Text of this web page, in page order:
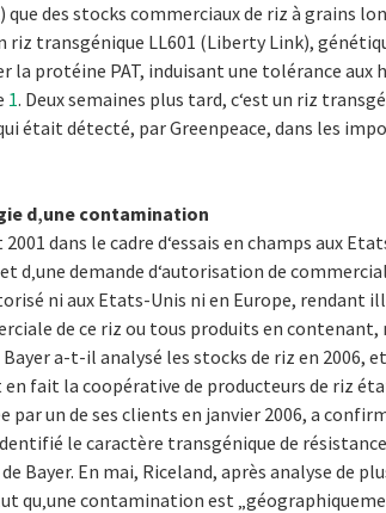
que des stocks commerciaux de riz à grains
riz transgénique LL601 (Liberty Link),
la protéine PAT, induisant une tolérance aux
1. Deux semaines plus tard, c‘est un riz
était détecté, par Greenpeace, dans les
d‚une contamination
dans le cadre d‘essais en champs aux
d‚une demande d‘autorisation de
ni aux Etats-Unis ni en Europe, rendant
de ce riz ou tous produits en contenant,
a-t-il analysé les stocks de riz en 2006,
en fait la coopérative de producteurs de riz
par un de ses clients en janvier 2006, a
le caractère transgénique de
Bayer. En mai, Riceland, après analyse de
qu‚une contamination est